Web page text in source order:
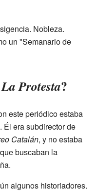
Nobleza.
un "Semanario de
La Protesta?
este periódico estaba
Él era subdirector de
Catalán, y no estaba
buscaban la
algunos historiadores.